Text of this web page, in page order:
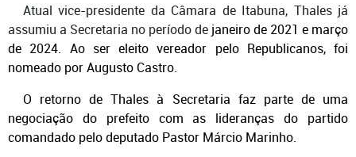
Atual vice-presidente da Câmara de Itabuna, Thales já
assumiu a Secretaria no período de janeiro de 2021 e março
de 2024. Ao ser eleito vereador pelo Republicanos, foi
nomeado por Augusto Castro.
O retorno de Thales à Secretaria faz parte de uma
negociação do prefeito com as lideranças do partido
comandado pelo deputado Pastor Márcio Marinho.